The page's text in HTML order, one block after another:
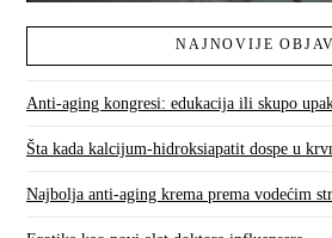
NAJNOVIJE
Anti-aging kongresi: edukacija ili skupo
Šta kada kalcijum-hidroksiapatit dospe u
Najbolja anti-aging krema prema vodećim